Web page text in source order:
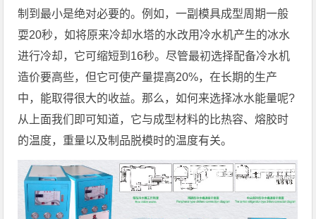
制到最小是绝对必要的。例如，一副模具成型周期一般
耍20秒，如将原来冷却水塔的水改用冷水机产生的冰水
进行冷却，它可缩短到16秒。尽管最初选择配备冷水机
造价要高些，但它可使产量提高20%，在长期的生产
中，能取得很大的收益。那么，如何来选择冰水能量呢?
从上面我们即可知道，它与成型材料的比热容、熔胶时
的温度，重量以及制品脱模时的温度有关。